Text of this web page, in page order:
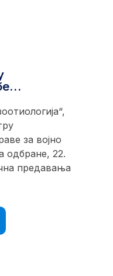
за војно
одбране, 22.
предавања